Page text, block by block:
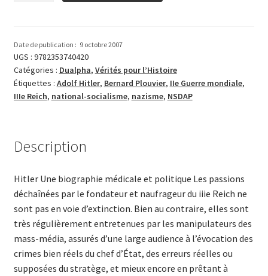
biographie
médicale
et
politique
(T
L’essor)
Date de publication : 9 octobre 2007
UGS : 9782353740420
Catégories : Dualpha, Vérités pour l’Histoire
Étiquettes : Adolf Hitler, Bernard Plouvier, IIe Guerre mondiale,
IIIe Reich, national-socialisme, nazisme, NSDAP
Description
Hitler Une biographie médicale et politique Les passions
déchaînées par le fondateur et naufrageur du iiie Reich ne
sont pas en voie d’extinction. Bien au contraire, elles sont
très régulièrement entretenues par les manipulateurs des
mass-média, assurés d’une large audience à l’évocation des
crimes bien réels du chef d’État, des erreurs réelles ou
supposées du stratège, et mieux encore en prêtant à